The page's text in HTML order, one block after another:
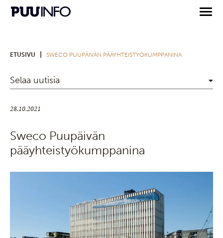
ETUSIVU SWECO PUUPÄIVÄN PÄÄYHTEISTYÖKUMPPANINA
Selaa uutisia
28.10.2021
Sweco Puupäivän
pääyhteistyökumppanina